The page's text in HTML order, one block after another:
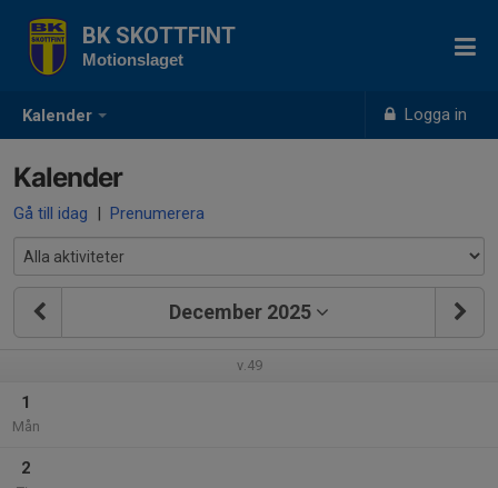
Kalender Logga in
BK SKOTTFINT
Motionslaget
Kalender
Gå till idag | Prenumerera
December 2025
v.49
1
Mån
2